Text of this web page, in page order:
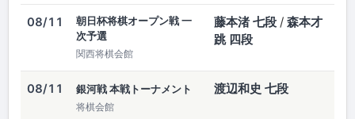
08/11
朝日杯将棋オープン戦 一
次予選
関西将棋会館
藤本渚 七段 / 森本才
跳 四段
08/11 銀河戦 本戦トーナメント
将棋会館
渡辺和史 七段